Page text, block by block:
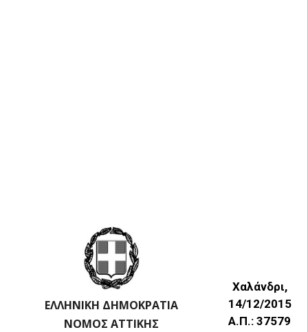
ΕΛΛΗΝΙΚΗ ΔΗΜΟΚΡΑΤΙΑ
ΝΟΜΟΣ ΑΤΤΙΚΗΣ
Χαλάνδρι,
14/12/2015
Α.Π.: 37579